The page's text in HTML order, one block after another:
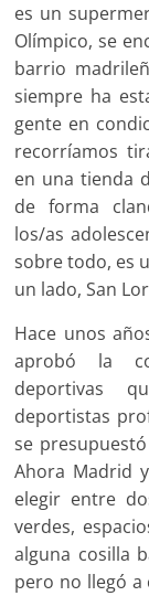
es un
Olímpico, se
barrio
siempre ha
gente en
recorríamos
en una tienda
de forma
los/as
sobre todo, es
un lado, San
Hace unos
aprobó la
deportivas
deportistas
se
Ahora Madrid
elegir entre
verdes,
alguna cosilla
pero no llegó a